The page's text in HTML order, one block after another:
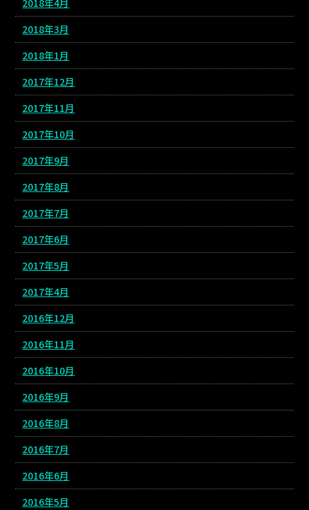
2018年4月
2018年3月
2018年1月
2017年12月
2017年11月
2017年10月
2017年9月
2017年8月
2017年7月
2017年6月
2017年5月
2017年4月
2016年12月
2016年11月
2016年10月
2016年9月
2016年8月
2016年7月
2016年6月
2016年5月